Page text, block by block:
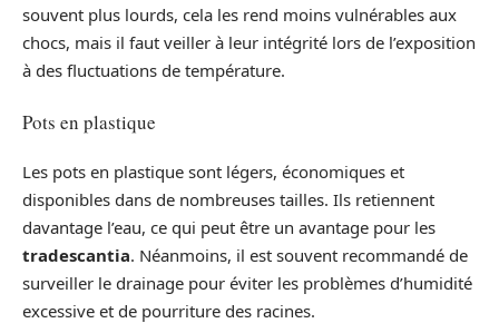
souvent plus lourds, cela les rend moins vulnérables aux
chocs, mais il faut veiller à leur intégrité lors de l’exposition
à des fluctuations de température.
Pots en plastique
Les pots en plastique sont légers, économiques et
disponibles dans de nombreuses tailles. Ils retiennent
davantage l’eau, ce qui peut être un avantage pour les
tradescantia. Néanmoins, il est souvent recommandé de
surveiller le drainage pour éviter les problèmes d’humidité
excessive et de pourriture des racines.